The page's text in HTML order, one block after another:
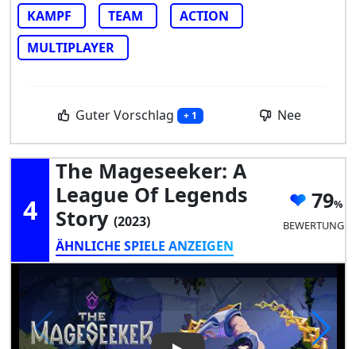
KAMPF TEAM
ACTION
MULTIPLAYER
Guter Vorschlag + 1 Nee
4
The Mageseeker: A
League Of Legends
Story (2023)
ÄHNLICHE SPIELE ANZEIGEN
79
BEWERTUNG